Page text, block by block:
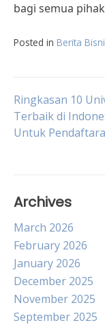
bagi semua
Posted in Berita
Post
Ringkasan 10
Terbaik di
Untuk
Archives
March 2026
February 2026
January 2026
December 2025
November 2025
September 2025